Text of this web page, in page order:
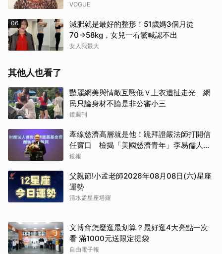
VOGUE
06
減肥就是最好的整形！51歲媽3個月從
70→58kg，女兒一看驚喊認不出
女人我最大
其他人也看了
豔麗網美與情敵互毆低Ｖ上衣遭扯走光 網
民只論身材不論是非公審小三
鏡週刊
牽線慈濟高層就是他！跪拜證嚴法師打開信
任窗口 檢揭「美國慈濟青年」李易儒人脈
網絡
鏡報
父親節!小孟老師2026年08月08日(六)星座
運勢
清水孟星座塔羅
文博會怎麼逛最划算？最好逛4大亮點一次
看 滿1000元送限定提袋
自由電子報